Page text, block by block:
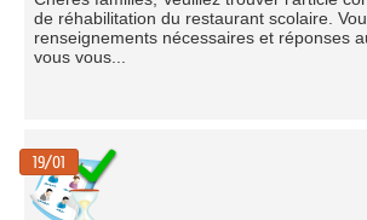
de réhabilitation du restaurant scolaire.
renseignements nécessaires et réponses
vous vous...
19/01